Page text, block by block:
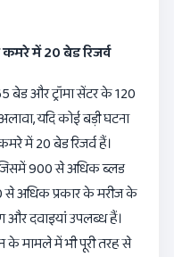
में 20 बेड रिजर्व
और ट्रॉमा सेंटर के 120
यदि कोई बड़ी घटना
में 20 बेड रिजर्व हैं।
जिसमें 900 से अधिक ब्लड
से अधिक प्रकार के मरीज के
और दवाइयां उपलब्ध हैं।
मामले में भी पूरी तरह से